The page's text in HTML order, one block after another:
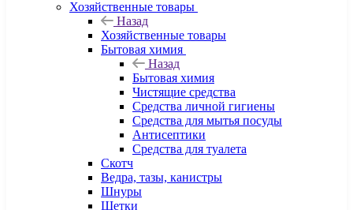
Хозяйственные товары
Назад
Хозяйственные товары
Бытовая химия
Назад
Бытовая химия
Чистящие средства
Средства личной гигиены
Средства для мытья посуды
Антисептики
Средства для туалета
Скотч
Ведра, тазы, канистры
Шнуры
Щетки